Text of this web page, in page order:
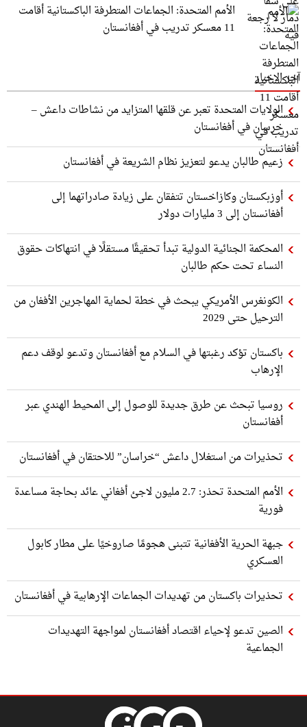
الأمم المتحدة: الجماعات المتطرفة الباكستانية أقامت
11 معسكر تدريب في أفغانستان
آخر الاخبار
الولايات المتحدة تعبر عن قلقها المتزايد من نشاطات داعش –
خرسان في أفغانستان
زعيم طالبان يدعو لتعزيز نظام الشريعة في أفغانستان
أوزبكستان وكازاخستان تتفقان على زيادة صادراتهما إلى
أفغانستان إلى 3 مليارات دولار
المحكمة الجنائية الدولية تبدأ تحقيقًا مستقلًا في انتهاكات حقوق
النساء تحت حكم طالبان
الكونغرس الأمريكي يبحث في خطة لحماية المهاجرين الأفغان من
الترحيل حتى 2029
باكستان تؤكد رغبتها في السلام مع أفغانستان وتدعو لوقف دعم
الإرهاب
روسيا تبحث عن طرق جديدة للوصول إلى المحيط الهندي عبر
أفغانستان
تحذيرات من استغلال داعش “خراسان” للاحتقان في أفغانستان
الأمم المتحدة تحذر: 2.7 مليون لاجئ أفغاني عائد بحاجة مساعدة
فورية
جبهة الحرية الأفغانية تتبنى هجومًا صاروخيًا على مطار كابول
العسكري
تحذيرات باكستان من تهديدات الجماعات الإرهابية في أفغانستان
الصين تدعو لإحياء اقتصاد أفغانستان لمواجهة التهديدات
الجماعية